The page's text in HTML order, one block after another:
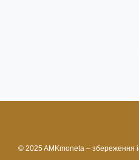
© 2025 AMKmoneta – збереження